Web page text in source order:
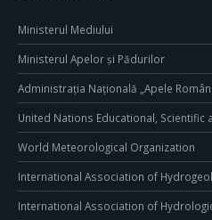
Ministerul Mediului
Ministerul Apelor și Pădurilor
Administrația Națională „Apele
United Nations Educational, Scientific
World Meteorological Organization
International Association of
International Association of